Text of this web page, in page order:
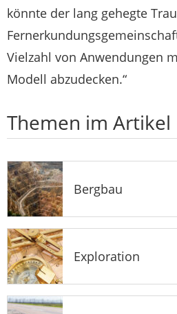
könnte der lang gehegte
Vielzahl von Anwendungen
Modell abzudecken.“
Themen im Artikel
Bergbau
Exploration